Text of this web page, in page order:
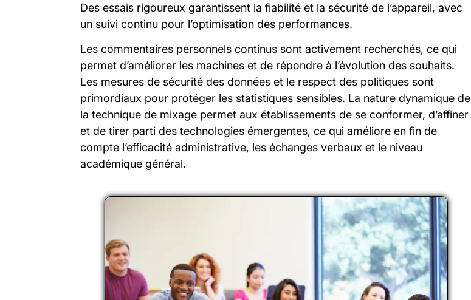
Des essais rigoureux garantissent la fiabilité et la sécurité de l’appareil, avec
un suivi continu pour l’optimisation des performances.
Les commentaires personnels continus sont activement recherchés, ce qui
permet d’améliorer les machines et de répondre à l’évolution des souhaits.
Les mesures de sécurité des données et le respect des politiques sont
primordiaux pour protéger les statistiques sensibles. La nature dynamique de
la technique de mixage permet aux établissements de se conformer, d’affiner
et de tirer parti des technologies émergentes, ce qui améliore en fin de
compte l’efficacité administrative, les échanges verbaux et le niveau
académique général.